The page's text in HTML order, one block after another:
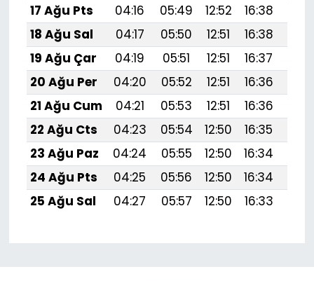
17 Ağu Pts
04:16 05:49 12:52 16:38
18 Ağu Sal
04:17 05:50 12:51 16:38
19 Ağu Çar
04:19 05:51 12:51 16:37
20 Ağu Per
04:20 05:52 12:51 16:36
21 Ağu Cum
04:21 05:53 12:51 16:36
22 Ağu Cts
04:23 05:54 12:50 16:35
23 Ağu Paz
04:24 05:55 12:50 16:34
24 Ağu Pts
04:25 05:56 12:50 16:34
25 Ağu Sal
04:27 05:57 12:50 16:33